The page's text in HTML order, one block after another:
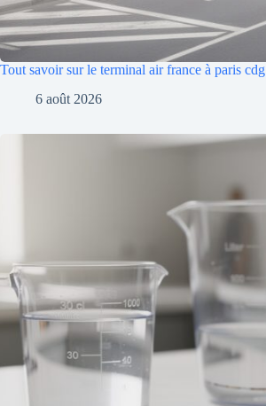
Tout savoir sur le terminal air france à paris cdg
6 août 2026